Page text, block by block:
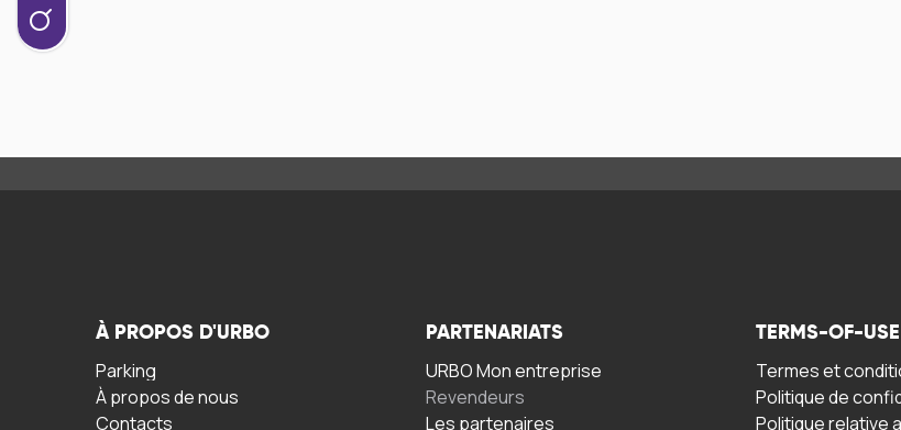
À PROPOS D'URBO
Parking
À propos de nous
Contacts
PARTENARIATS
URBO Mon entreprise
Revendeurs
Les partenaires
TERMS-OF-USE
Termes et
Politique de
Politique relative